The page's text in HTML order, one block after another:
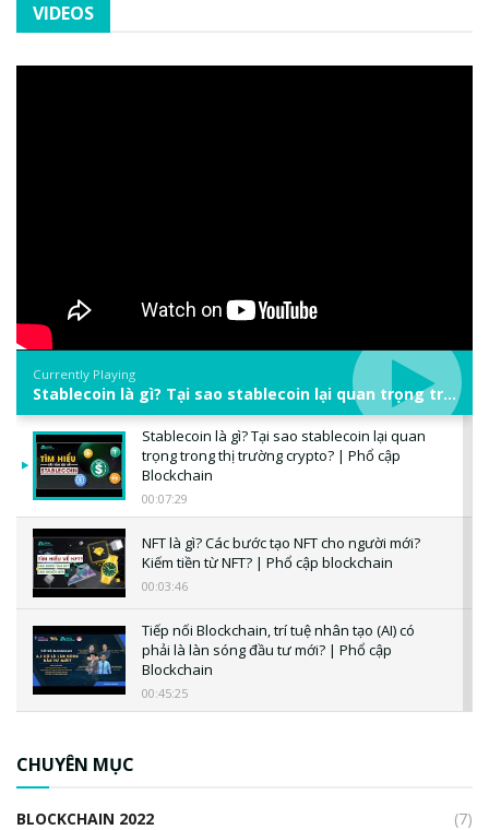
VIDEOS
Currently Playing
Stablecoin là gì? Tại sao stablecoin lại quan trọng trong thị trường crypto? | Phổ cập Blockchain
Stablecoin là gì? Tại sao stablecoin lại quan
trọng trong thị trường crypto? | Phổ cập
Blockchain
00:07:29
NFT là gì? Các bước tạo NFT cho người mới?
Kiếm tiền từ NFT? | Phổ cập blockchain
00:03:46
Tiếp nối Blockchain, trí tuệ nhân tạo (AI) có
phải là làn sóng đầu tư mới? | Phổ cập
Blockchain
00:45:25
CHUYÊN MỤC
BLOCKCHAIN 2022
(7)